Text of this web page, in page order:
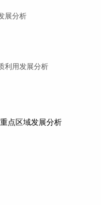
展分析
利用发展分析
点区域发展分析